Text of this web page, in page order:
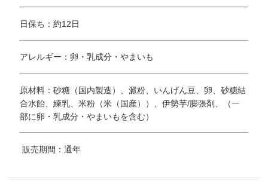
日保ち：約12日
アレルギー：卵・乳成分・やまいも
原材料：砂糖（国内製造）、澱粉、いんげん豆、卵、砂糖結
合水飴、練乳、米粉（米（国産））、伊勢芋/膨張剤、（一
部に卵・乳成分・やまいもを含む）
販売期間：通年